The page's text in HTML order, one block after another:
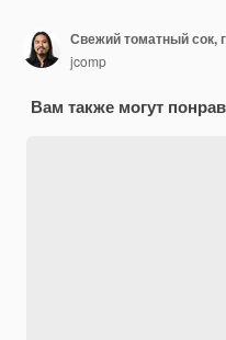
Свежий томатный сок,
jcomp
Вам также могут